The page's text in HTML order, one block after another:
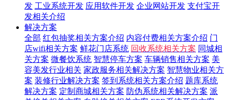
发 工业系统开发 应用软件开发 企业网站开发 支付宝开
发相关介绍
解决方案
全部 红包抽奖相关方案介绍 内容付费相关方案介绍 门
店wifi相关方案 鲜花门店系统 回收系统相关方案 同城相
关方案 微餐饮系统 智慧停车方案 车辆销售相关方案 美
容美发行业相关 家政服务相关解决方案 智慧物业相关方
案 装修行业解决方案 签到系统相关方案介绍 题库系统
解决方案 定制商城相关方案 防伪系统相关解决方案 派